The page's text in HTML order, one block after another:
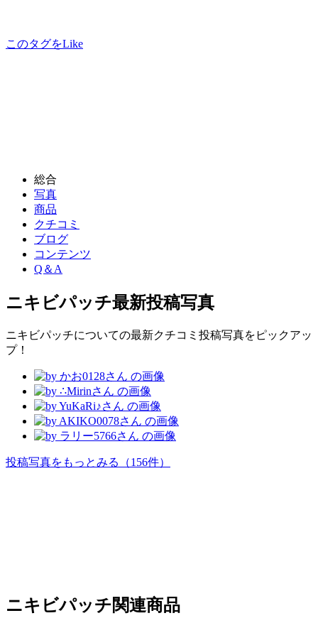
このタグをLike
総合
写真
商品
クチコミ
ブログ
コンテンツ
Q＆A
ニキビパッチ最新投稿写真
ニキビパッチについての最新クチコミ投稿写真をピックアッ
プ！
投稿写真をもっとみる （156件）
ニキビパッチ関連商品